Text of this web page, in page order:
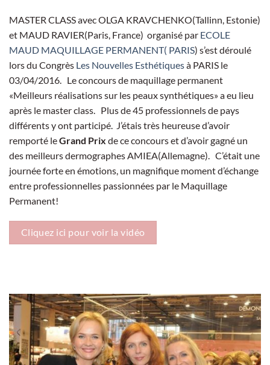
MASTER CLASSavecOLGA KRAVCHENKO(Tallinn, Estonie)
et MAUD RAVIER(Paris, France) organisé par ECOLE
MAUD MAQUILLAGE PERMANENT( PARIS) s’est déroulé
lors du Congrès Les Nouvelles Esthétiquesà PARIS le
03/04/2016. Le concours de maquillage permanent
«Meilleurs réalisations sur les peaux synthétiques» a eu lieu
après le master class. Plus de 45 professionnels de pays
différents y ont participé. J’étais très heureuse d’avoir
remporté leGrand Prix de ce concours et d’avoir gagné un
des meilleurs dermographes AMIEA(Allemagne). C’était une
journée forte en émotions, un magnifique moment d’échange
entre professionnelles passionnées par le Maquillage
Permanent!
Cliquez ici pour voir la vidéo